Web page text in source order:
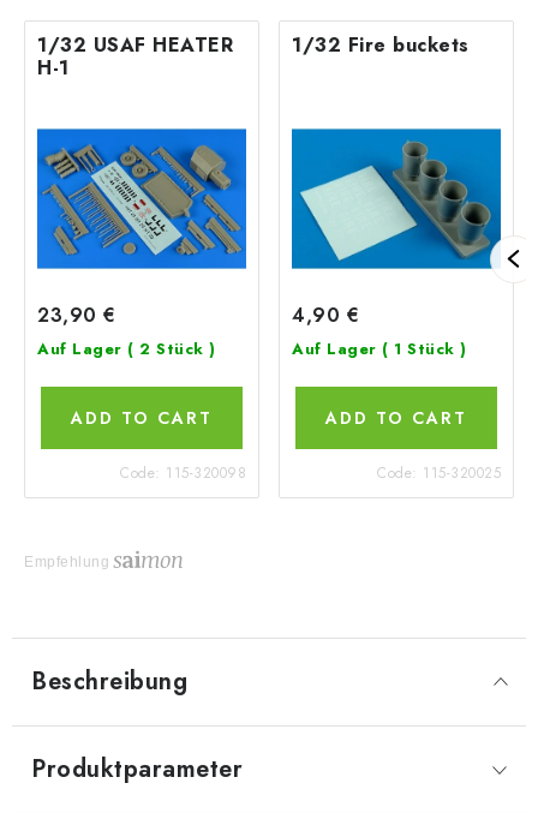
1/32 USAF HEATER
H-1
23,90 €
Auf Lager ( 2 Stück )
ADD TO CART
Code: 115-320098
1/32 Fire buckets
4,90 €
Auf Lager ( 1 Stück )
ADD TO CART
Code: 115-320025
Empfehlung
Beschreibung
Produktparameter